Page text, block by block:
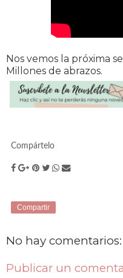
Nos vemos la próxima
Millones de abrazos.
Compártelo
Compartir
No hay comentarios:
Publicar un